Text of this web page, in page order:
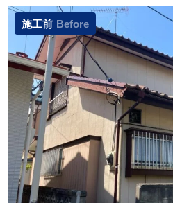
施工前 Before